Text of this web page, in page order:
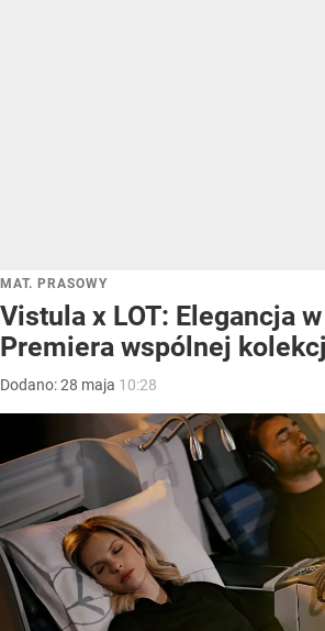
MAT. PRASOWY
Vistula x LOT: Elegancja
Premiera wspólnej
Dodano:28 maja 10:28